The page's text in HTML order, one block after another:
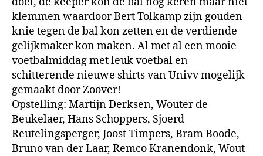
klemmen waardoor Bert Tolkamp zijn gouden
knie tegen de bal kon zetten en de verdiende
gelijkmaker kon maken. Al met al een mooie
voetbalmiddag met leuk voetbal en
schitterende nieuwe shirts van Univv mogelijk
gemaakt door Zoover!
Opstelling: Martijn Derksen, Wouter de
Beukelaer, Hans Schoppers, Sjoerd
Reutelingsperger, Joost Timpers, Bram Boode,
Bruno van der Laar, Remco Kranendonk, Wout